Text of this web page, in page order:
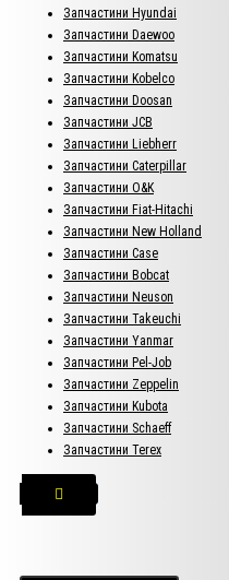
Запчастини Hyundai
Запчастини Daewoo
Запчастини Komatsu
Запчастини Kobelco
Запчастини Doosan
Запчастини JCB
Запчастини Liebherr
Запчастини Caterpillar
Запчастини O&K
Запчастини Fiat-Hitachi
Запчастини New Holland
Запчастини Case
Запчастини Bobcat
Запчастини Neuson
Запчастини Takeuchi
Запчастини Yanmar
Запчастини Pel-Job
Запчастини Zeppelin
Запчастини Kubota
Запчастини Schaeff
Запчастини Terex